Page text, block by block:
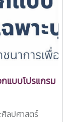
under the
Arts for
8
passion,
also
to the
to all
แบบโปรแกรม
ลปศาสตร์